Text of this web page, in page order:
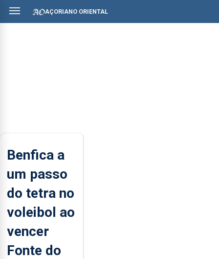
AÇORIANO ORIENTAL
Benfica a
um passo
do tetra no
voleibol ao
vencer
Fonte do